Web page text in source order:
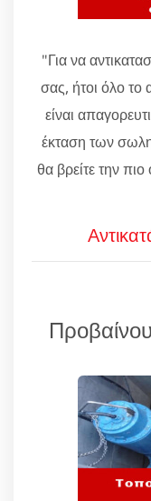
"Για να
σας, ήτοι όλο το
είναι
έκταση των
θα βρείτε την